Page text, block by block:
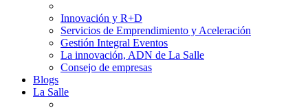
Innovación y R+D
Servicios de Emprendimiento y Aceleración
Gestión Integral Eventos
La innovación, ADN de La Salle
Consejo de empresas
Blogs
La Salle